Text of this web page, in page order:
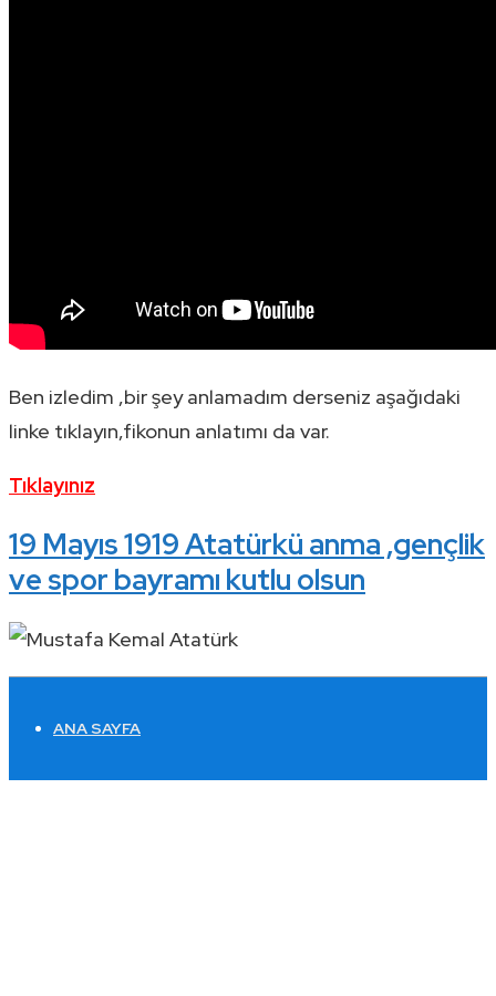
Ben izledim ,bir şey anlamadım derseniz aşağıdaki
linke tıklayın,fikonun anlatımı da var.
Tıklayınız
19 Mayıs 1919 Atatürkü anma ,gençlik
ve spor bayramı kutlu olsun
ALTBILGI
ANA SAYFA